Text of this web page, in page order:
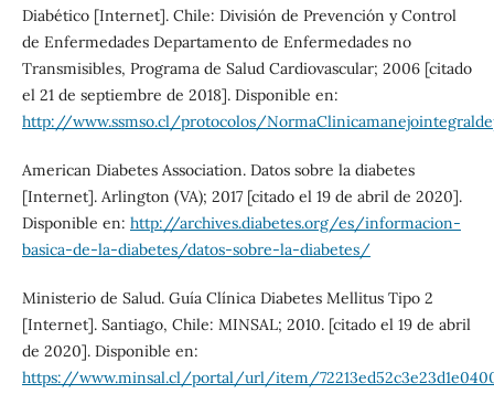
Diabético [Internet]. Chile: División de Prevención y Control
de Enfermedades Departamento de Enfermedades no
Transmisibles, Programa de Salud Cardiovascular; 2006 [citado
el 21 de septiembre de 2018]. Disponible en:
http://www.ssmso.cl/protocolos/
American Diabetes Association. Datos sobre la diabetes
[Internet]. Arlington (VA); 2017 [citado el 19 de abril de 2020].
Disponible en: http://archives.diabetes.org/es/informacion-
basica-de-la-diabetes/datos-sobre-la-diabetes/
Ministerio de Salud. Guía Clínica Diabetes Mellitus Tipo 2
[Internet]. Santiago, Chile: MINSAL; 2010. [citado el 19 de abril
de 2020]. Disponible en:
https://www.minsal.cl/portal/url/item/